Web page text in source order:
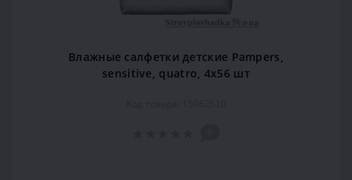
Влажные салфетки детские Pampers,
sensitive, quatro, 4x56 шт